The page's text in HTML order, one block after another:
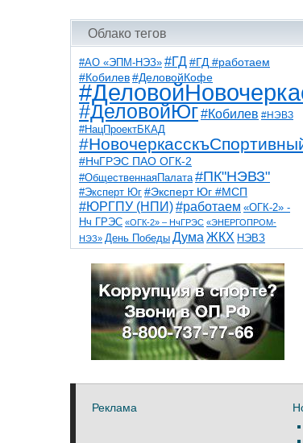
Облако тегов
#АО «ЭПМ-НЭЗ» #ГД #ГД #работаем
#Кобилев #ДеловойКофе
#ДеловойЮг#Кобилев #НЭВЗ
#НацПроектБКАД
#НчГРЭС ПАО ОГК-2
#ОбщественнаяПалата #ПК"НЭВЗ"
#Эксперт Юг #Эксперт Юг #МСП
#ЮРГПУ (НПИ)#работаем «ОГК-2» -
Нч ГРЭС «ОГК-2» – НчГРЭС «ЭНЕРГОПРОМ-
НЭЗ» День Победы Дума ЖКХ НЭВЗ
НчГРЭС ТНТ
благоустройствоветераны выборы
детидороги казаки коррупция космос
общественная палата парк пожар роща
спорт театр транспорт художники
Реклама